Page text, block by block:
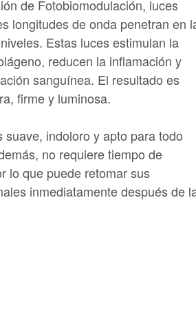
de Fotobiomodulación, luces
longitudes de onda penetran en
Estas luces estimulan la
reducen la inflamación y
sanguínea. El resultado es
firme y luminosa.
suave, indoloro y apto para todo
no requiere tiempo de
lo que puede retomar sus
inmediatamente después de